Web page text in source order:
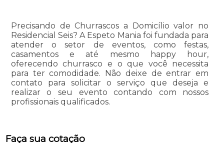
Precisando de Churrascos a Domicílio valor no
Residencial Seis? A Espeto Mania foi fundada para
atender o setor de eventos, como festas,
casamentos e até mesmo happy hour,
oferecendo churrasco e o que você necessita
para ter comodidade. Não deixe de entrar em
contato para solicitar o serviço que deseja e
realizar o seu evento contando com nossos
profissionais qualificados.
Faça sua cotação